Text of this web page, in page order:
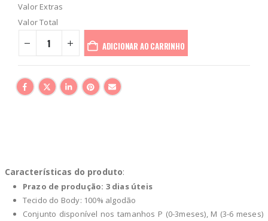
Valor Extras
Valor Total
ADICIONAR AO CARRINHO
Características do produto:
Prazo de produção: 3 dias úteis
Tecido do Body: 100% algodão
Conjunto disponível nos tamanhos P (0-3meses), M (3-6 meses)